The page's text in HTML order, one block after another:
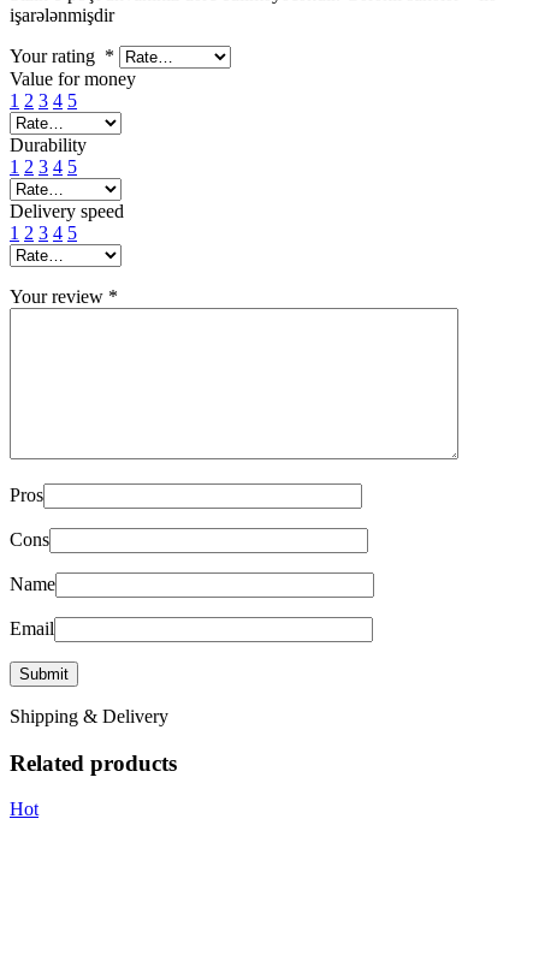
işarələnmişdir
Your rating *
Value for money
1 2 3 4 5
Durability
1 2 3 4 5
Delivery speed
1 2 3 4 5
Your review *
Pros
Cons
Name
Email
Shipping & Delivery
Related products
Hot